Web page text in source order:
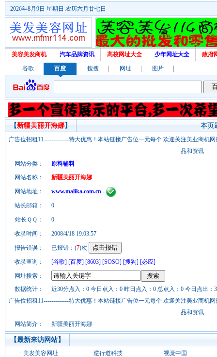
2026年8月9日 星期日 农历六月廿七日
美容美发商机 汽车品牌资讯 高校网址大全 少年网址大全 政府
谷歌 百度 搜搜 网址 图片
本页
【新疆美丽开海娜】
广告位招租11-------------特大优惠！本站链接广告位一元每个 欢迎关注美业商机
品和资讯
网站分类：
原料辅料
网站名称：
新疆美丽开海娜
网站地址： www.malika.com.cn -
站长邮箱： 0
站长ＱＱ： 0
收录时间： 2008/4/18 19:03:57
报告错误： 已报错：(7)次
收录查询： [谷歌] [百度] [8603] [SOSO] [搜狗] [必应]
网址搜索：
数据统计：
近30分点入：0 今日点入：0 昨日点入：0 总点入：0 今日点出：
广告位招租11-------------特大优惠！本站链接广告位一元每个 欢迎关注美业商机
品和资讯
网站简介：
新疆美丽开海娜
【最新来访网站】
· 美发美容网址 · 逆行道科技 · 视觉中国